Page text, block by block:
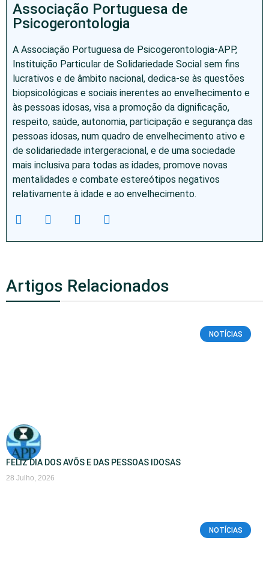
Associação Portuguesa de
Psicogerontologia
A Associação Portuguesa de Psicogerontologia-APP,
Instituição Particular de Solidariedade Social sem fins
lucrativos e de âmbito nacional, dedica-se às questões
biopsicológicas e sociais inerentes ao envelhecimento e
às pessoas idosas, visa a promoção da dignificação,
respeito, saúde, autonomia, participação e segurança das
pessoas idosas, num quadro de envelhecimento ativo e
de solidariedade intergeracional, e de uma sociedade
mais inclusiva para todas as idades, promove novas
mentalidades e combate estereótipos negativos
relativamente à idade e ao envelhecimento.
Artigos Relacionados
NOTÍCIAS
FELIZ DIA DOS AVÕS E DAS PESSOAS IDOSAS
28 Julho, 2026
NOTÍCIAS